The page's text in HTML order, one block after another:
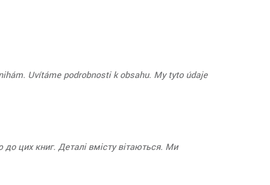
Uvítáme podrobnosti k obsahu. My tyto údaje
цих книг. Деталі вмісту вітаються. Ми